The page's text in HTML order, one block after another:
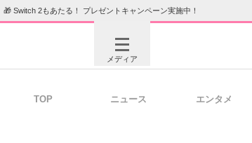
🎁 Switch 2もあたる！ プレゼントキャンペーン実施中！
メディア
TOP ニュース エンタメ